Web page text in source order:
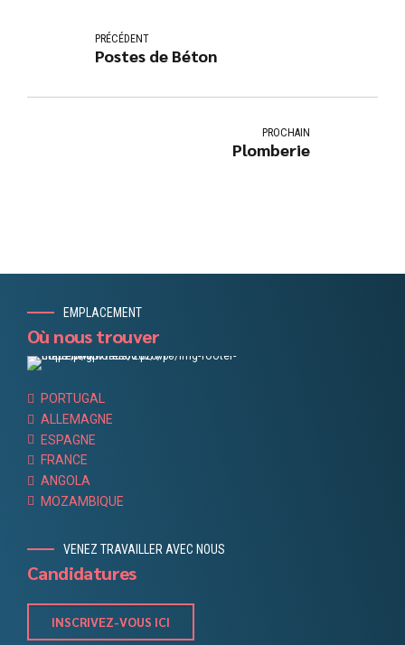
PRÉCÉDENT
Postes de Béton
PROCHAIN
Plomberie
EMPLACEMENT
Où nous trouver
PORTUGAL
ALLEMAGNE
ESPAGNE
FRANCE
ANGOLA
MOZAMBIQUE
VENEZ TRAVAILLER AVEC NOUS
Candidatures
INSCRIVEZ-VOUS ICI